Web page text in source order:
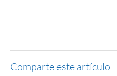
Comparte este artículo